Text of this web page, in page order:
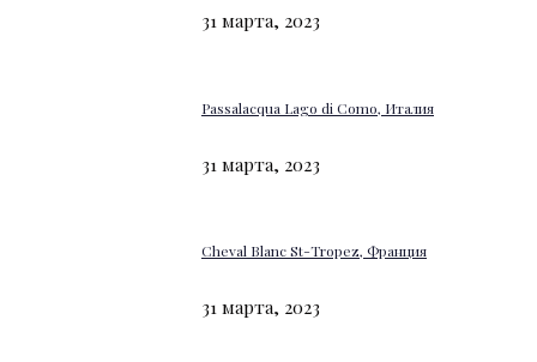
31 марта, 2023
Passalacqua Lago di Como, Италия
31 марта, 2023
Cheval Blanc St-Tropez, Франция
31 марта, 2023